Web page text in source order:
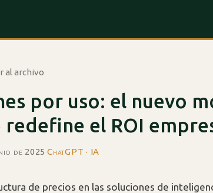
al archivo
por uso: el nuevo
redefine el ROI
de 2025·ChatGPT · IA
de precios en las soluciones de